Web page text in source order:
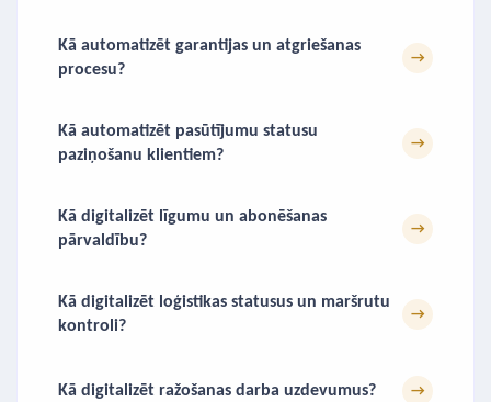
Kā automatizēt garantijas un atgriešanas
procesu?
→
Kā automatizēt pasūtījumu statusu
paziņošanu klientiem?
→
Kā digitalizēt līgumu un abonēšanas
pārvaldību?
→
Kā digitalizēt loģistikas statusus un maršrutu
kontroli?
→
Kā digitalizēt ražošanas darba uzdevumus? →